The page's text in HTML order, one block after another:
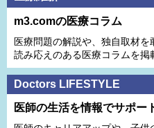
m3.comの医療コラム
医療問題の解説や、独⾃取材を
読み応えのある医療コラムを掲
Doctors LIFESTYLE
医師の生活を情報でサポー